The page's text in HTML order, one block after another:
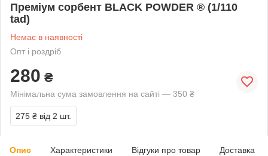
Преміум сорбент BLACK POWDER ® (1/110
tad)
Немає в наявності
Опт і роздріб
280 ₴
Мінімальна сума замовлення на сайті — 350 ₴
275 ₴ від 2 шт.
Опис Характеристики Відгуки про товар Доставка